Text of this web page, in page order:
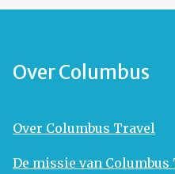
Over Columbus
Over Columbus Travel
De missie van Columbus